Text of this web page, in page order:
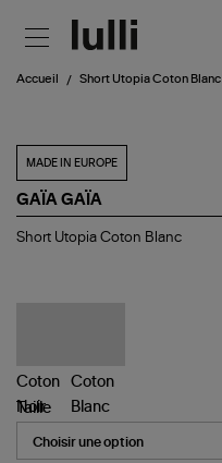
Accueil Short Utopia Coton Blanc
MADE IN EUROPE
GAÏA GAÏA
Short
Short Utopia Coton Blanc
Taille